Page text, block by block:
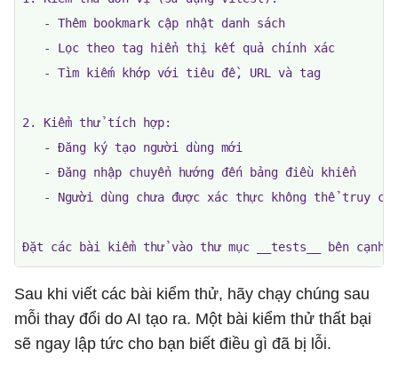
   - Thêm bookmark cập nhật danh sách
   - Lọc theo tag hiển thị kết quả chính xác
   - Tìm kiếm khớp với tiêu đề, URL và tag
2. Kiểm thử tích hợp:
   - Đăng ký tạo người dùng mới
   - Đăng nhập chuyển hướng đến bảng điều khiển
- Người dùng chưa được xác thực không thể truy
Đặt các bài kiểm thử vào thư mục __tests__ bên cạnh
Sau khi viết các bài kiểm thử, hãy chạy chúng sau
mỗi thay đổi do AI tạo ra. Một bài kiểm thử thất bại
sẽ ngay lập tức cho bạn biết điều gì đã bị lỗi.